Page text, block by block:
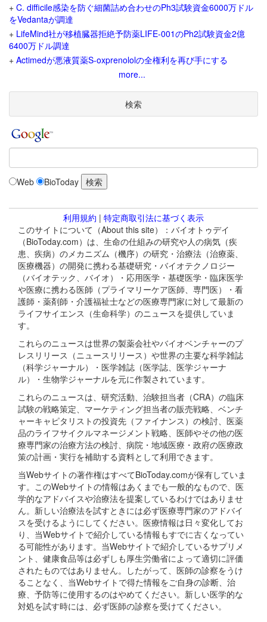
+ C. difficile感染を防ぐ細菌詰め合わせのPh3試験資金6000万ドル
をVedantaが調達
+ LifeMind社が移植臓器拒絶予防薬LIFE-001のPh2試験資金2億
6400万ドル調達
+ Actimedが悪液質薬S-oxprenololの全権利を再び手にする
more...
検索
Web BioToday
利用規約 | 特定商取引法に基づく表示
このサイトについて（About this site）：バイオトゥデイ
（BioToday.com）は、生命の仕組みの研究や人の病気（疾
患、疾病）のメカニズム（機序）の研究・治療法（治療薬、
医療機器）の開発に携わる基礎研究・バイオテクノロジー
（バイオテック、バイオ）・応用医学・基礎医学・臨床医学
や医療に携わる医師（プライマリーケア医師、専門医）・看
護師・薬剤師・介護福祉士などの医療専門家に対して最新の
ライフサイエンス（生命科学）のニュースを提供していま
す。
これらのニュースは世界の製薬会社やバイオベンチャーのプ
レスリリース（ニュースリリース）や世界の主要な科学雑誌
（科学ジャーナル）・医学雑誌（医学誌、医学ジャーナ
ル）・生物学ジャーナルを元に作製されています。
これらのニュースは、研究活動、治験担当者（CRA）の臨床
試験の戦略策定、マーケティング担当者の販売戦略、ベンチ
ャーキャピタリストの投資先（ファイナンス）の検討、医薬
品のライフサイクルマネージメント戦略、医師やその他の医
療専門家の治療方法の検討、病院・地域医療・政府の医療政
策の計画・実行を補助する資料として利用できます。
当Webサイトの著作権はすべてBioToday.comが保有していま
す。このWebサイトの情報はあくまでも一般的なもので、医
学的なアドバイスや治療法を提案しているわけではありませ
ん。新しい治療法を試すときには必ず医療専門家のアドバイ
スを受けるようにしてください。医療情報は日々変化してお
り、当Webサイトで紹介している情報もすでに古くなってい
る可能性があります。当Webサイトで紹介しているサプリメ
ント、健康食品等は必ずしも厚生労働省によって適切に評価
されたものではありません。したがって、医師の診察をうけ
ることなく、当Webサイトで得た情報をご自身の診断、治
療、予防等に使用するのはやめてください。新しい医学的な
対処を試す時には、必ず医師の診察を受けてください。